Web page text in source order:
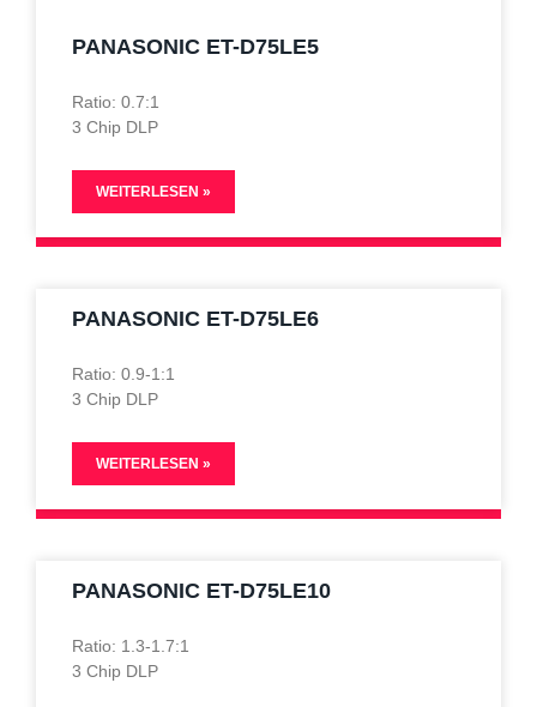
PANASONIC ET-D75LE5
Ratio: 0.7:1
3 Chip DLP
WEITERLESEN »
PANASONIC ET-D75LE6
Ratio: 0.9-1:1
3 Chip DLP
WEITERLESEN »
PANASONIC ET-D75LE10
Ratio: 1.3-1.7:1
3 Chip DLP